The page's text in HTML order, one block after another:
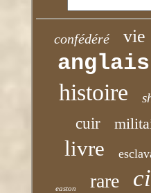
confédéré vie
anglais
histoire
cuir
livre
easton rare